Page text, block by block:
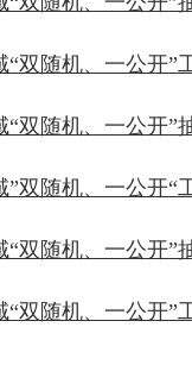
双随机、一公开”
双随机、一公开”
双随机、一公开“
双随机、一公开”
双随机、一公开”